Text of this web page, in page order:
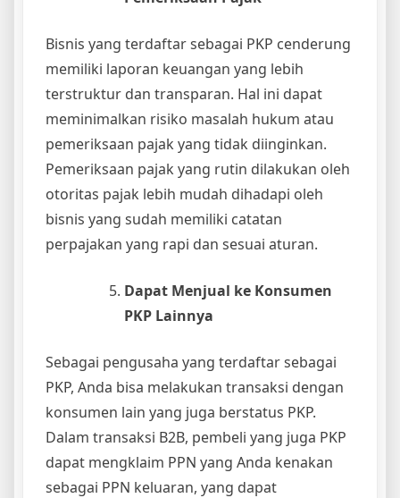
Bisnis yang terdaftar sebagai PKP cenderung
memiliki laporan keuangan yang lebih
terstruktur dan transparan. Hal ini dapat
meminimalkan risiko masalah hukum atau
pemeriksaan pajak yang tidak diinginkan.
Pemeriksaan pajak yang rutin dilakukan oleh
otoritas pajak lebih mudah dihadapi oleh
bisnis yang sudah memiliki catatan
perpajakan yang rapi dan sesuai aturan.
Dapat Menjual ke Konsumen
PKP Lainnya
Sebagai pengusaha yang terdaftar sebagai
PKP, Anda bisa melakukan transaksi dengan
konsumen lain yang juga berstatus PKP.
Dalam transaksi B2B, pembeli yang juga PKP
dapat mengklaim PPN yang Anda kenakan
sebagai PPN keluaran, yang dapat